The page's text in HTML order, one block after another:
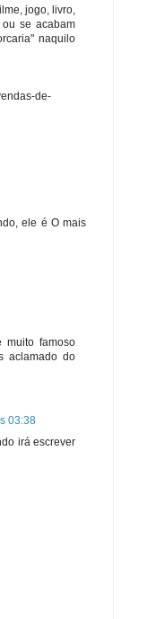
jogo, livro,
se acabam
naquilo
de-
ele é O mais
muito famoso
aclamado do
03:38
irá escrever